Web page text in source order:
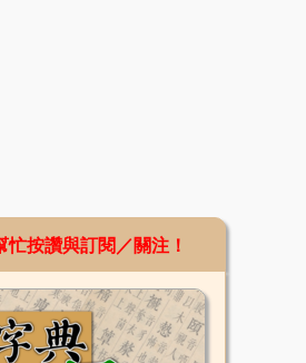
忙按讚與訂閱／關注！